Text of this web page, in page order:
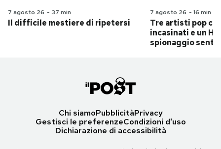
7 agosto 26 - 37 min
Il difficile mestiere di ripetersi
7 agosto 26 - 16 min
Tre artisti pop
incasinati e un
spionaggio
Chi siamoPubblicitàPrivacy
Gestisci le preferenzeCondizioni d'uso
Dichiarazione di accessibilità